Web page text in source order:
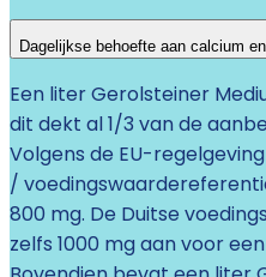
Dagelijkse behoefte aan calcium
Een liter Gerolsteiner
dit dekt al 1/3 van de
Volgens de EU-
/
800 mg. De Duitse
zelfs 1000 mg aan voor